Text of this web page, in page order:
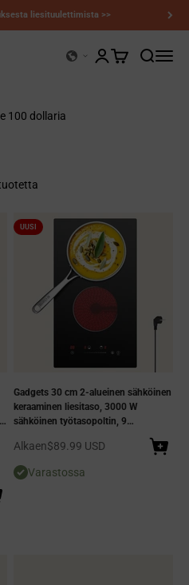
liesituulettimista >>
Avaa haku
Avaa
Avaa tilisivu
Avaa ostoskori
100 dollaria
UUSI
Gadgets 30 cm 2-alueinen sähköinen
keraaminen liesitaso, 3000 W
sähköinen työtasopoltin, 9
tehotasoa, herkkä kosketusohjaus,
musta kristallilasikeittotaso,
yleiskäyttöinen keittoastioiden
kanssa, turvallinen ja helppo
Alennushinta
Alkaen$89.99 USD
Varastossa